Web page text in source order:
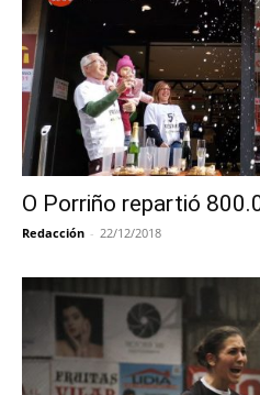
O Porriño repartió
Redacción - 22/12/2018